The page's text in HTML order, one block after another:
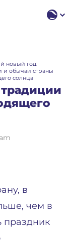
RU
новый год:
и обычаи страны
солнца
в
чем в
праздник